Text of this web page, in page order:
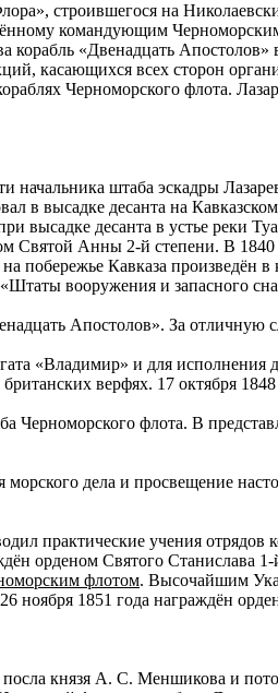
строившегося на
командующим
корабль «Двенадцать
касающихся всех сторон
Черноморского флота.
штаба эскадры
в высадке десанта на
высадке десанта в устье реки
Святой Анны 2-й степени. В 1840
побережье Кавказа произведён
вооружения и запасного
Апостолов». За отличную
«Владимир» и для исполнения
верфях. 17 октября
Черноморского флота. В
дела и просвещение
практические учения отрядов
орденом Святого Станислава 1-
флотом. Высочайшим
ноября 1851 года награждён
князя А. С. Меншикова и